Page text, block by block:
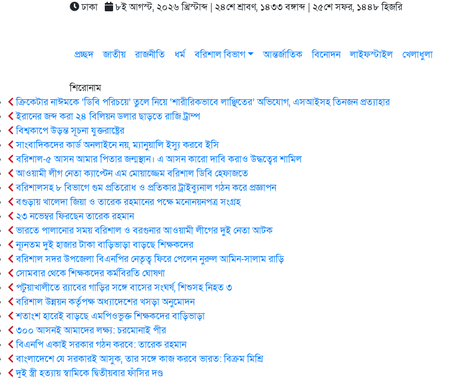
ঢাকা ৮ই আগস্ট, ২০২৬ খ্রিস্টাব্দ | ২৪শে শ্রাবণ, ১৪৩৩ বঙ্গাব্দ | ২৫শে সফর, ১৪৪৮ হিজরি
প্রচ্ছদ জাতীয় রাজনীতি ধর্ম বরিশাল বিভাগ আন্তর্জাতিক বিনোদন লাইফস্টাইল খেলাধুলা
শিরোনাম
ক্রিকেটার নাঈমকে ‘ডিবি পরিচয়ে’ তুলে নিয়ে ‘শারীরিকভাবে লাঞ্ছিতের’ অভিযোগ, এসআইসহ তিনজন প্রত্যাহার
ইরানের জব্দ করা ২৪ বিলিয়ন ডলার ছাড়তে রাজি ট্রাম্প
বিশ্বকাপে উড়ন্ত সূচনা যুক্তরাষ্ট্রের
সাংবাদিকদের কার্ড অনলাইনে নয়, ম্যানুয়ালি ইস্যু করবে ইসি
বরিশাল-৫ আসন আমার পিতার জন্মস্থান। এ আসন কারো দাবি করাও উদ্ধত্বের শামিল
আওয়ামী লীগ নেতা ক্যাপ্টেন এম মোয়াজ্জেম বরিশাল ডিবি হেফাজতে
বরিশালসহ ৮ বিভাগে গুম প্রতিরোধ ও প্রতিকার ট্রাইব্যুনাল গঠন করে প্রজ্ঞাপন
বগুড়ায় খালেদা জিয়া ও তারেক রহমানের পক্ষে মনোনয়নপত্র সংগ্রহ
২৩ নভেম্বর ফিরছেন তারেক রহমান
ভারতে পালানোর সময় ব‌রিশাল ও বরগুনার আওয়ামী লীগের দুই নেতা আটক
ন্যূনতম দুই হাজার টাকা বাড়িভাড়া বাড়ছে শিক্ষকদের
বরিশাল সদর উপজেলা বিএনপির নেতৃত্ব ফিরে পেলেন নুরুল আমিন-সালাম রাড়ি
সোমবার থেকে শিক্ষকদের কর্মবিরতি ঘোষণা
পটুয়াখালীতে র‍্যাবের গাড়ির সঙ্গে বাসের সংঘর্ষ, শিশুসহ নিহত ৩
বরিশাল উন্নয়ন কর্তৃপক্ষ অধ্যাদেশের খসড়া অনুমোদন
শতাংশ হারেই বাড়ছে এমপিওভুক্ত শিক্ষকদের বাড়িভাড়া
৩০০ আসনই আমাদের লক্ষ্য: চরমোনাই পীর
বিএনপি একাই সরকার গঠন করবে: তা‌রেক রহমান
বাংলাদেশে যে সরকারই আসুক, তার সঙ্গে কাজ করবে ভারত: বিক্রম মিশ্রি
দুই স্ত্রী হত্যায় স্বা‌মি‌কে দ্বিতীয়বার ফাঁসির দণ্ড